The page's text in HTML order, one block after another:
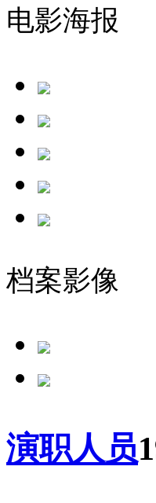
电影海报
档案影像
演职人员